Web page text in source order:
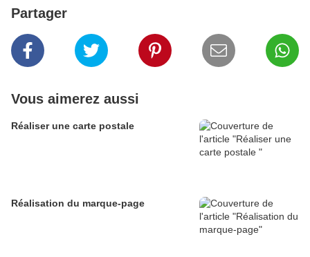
Partager
Vous aimerez aussi
Réaliser une carte postale
Réalisation du marque-page